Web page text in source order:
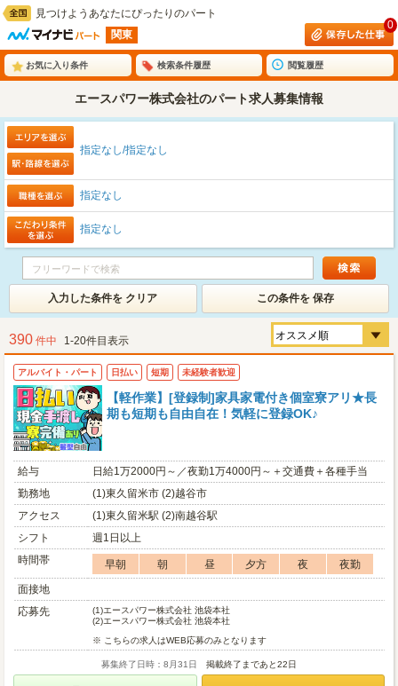
見つけようあなたにぴったりのパート
関東
0
お気に入り条件 検索条件履歴 閲覧履歴
エースパワー株式会社のパート求人募集情報
指定なし/指定なし
指定なし
指定なし
入力した条件を クリア この条件を 保存
390 件中 1-20件目表示
アルバイト・パート 日払い 短期 未経験者歓迎
【軽作業】[登録制]家具家電付き個室寮アリ★長
期も短期も自由自在！気軽に登録OK♪
給与
日給1万2000円～／夜勤1万4000円～＋交通費＋各種手当
勤務地
(1)東久留米市 (2)越谷市
アクセス
(1)東久留米駅 (2)南越谷駅
シフト
週1日以上
時間帯
早朝 朝 昼 夕方 夜
夜勤
面接地
応募先
(1)エースパワー株式会社 池袋本社
(2)エースパワー株式会社 池袋本社
※ こちらの求人はWEB応募のみとなります
募集終了日時：8月31日 掲載終了まであと22日